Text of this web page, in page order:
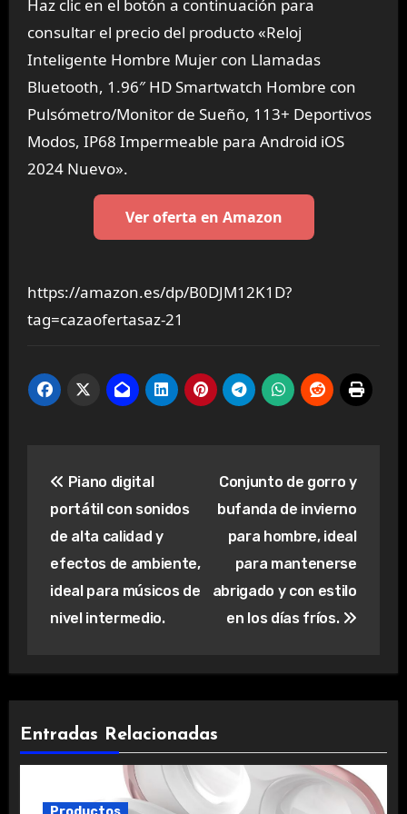
Haz clic en el botón a continuación para
consultar el precio del producto «Reloj
Inteligente Hombre Mujer con Llamadas
Bluetooth, 1.96″ HD Smartwatch Hombre con
Pulsómetro/Monitor de Sueño, 113+ Deportivos
Modos, IP68 Impermeable para Android iOS
2024 Nuevo».
Ver oferta en Amazon
https://amazon.es/dp/B0DJM12K1D?
tag=cazaofertasaz-21
de
entradas
Piano digital
portátil con sonidos
de alta calidad y
efectos de ambiente,
ideal para músicos de
nivel intermedio.
Conjunto de gorro y
bufanda de invierno
para hombre, ideal
para mantenerse
abrigado y con estilo
en los días fríos.
Entradas Relacionadas